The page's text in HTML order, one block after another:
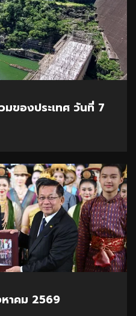
ของประเทศ วันที่ 7
าคม 2569